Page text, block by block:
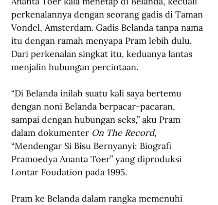
perkenalannya dengan seorang gadis di Taman
Vondel, Amsterdam. Gadis Belanda tanpa nama
itu dengan ramah menyapa Pram lebih dulu.
Dari perkenalan singkat itu, keduanya lantas
menjalin hubungan percintaan.
“Di Belanda inilah suatu kali saya bertemu
dengan noni Belanda berpacar-pacaran,
sampai dengan hubungan seks,” aku Pram
dalam dokumenter On The Record,
“Mendengar Si Bisu Bernyanyi: Biografi
Pramoedya Ananta Toer” yang diproduksi
Lontar Foudation pada 1995.
Pram ke Belanda dalam rangka memenuhi